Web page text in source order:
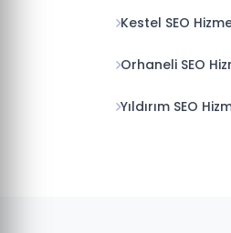
Kestel SEO
Orhaneli SEO
Yıldırım SEO